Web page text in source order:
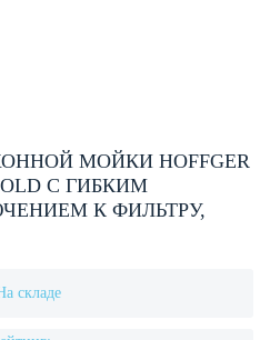
МОЙКИ HOFFGER
С ГИБКИМ
К ФИЛЬТРУ,
складе